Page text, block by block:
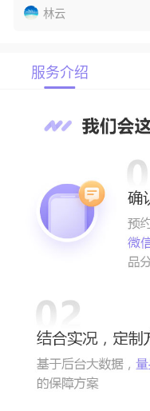
林云
服务介绍